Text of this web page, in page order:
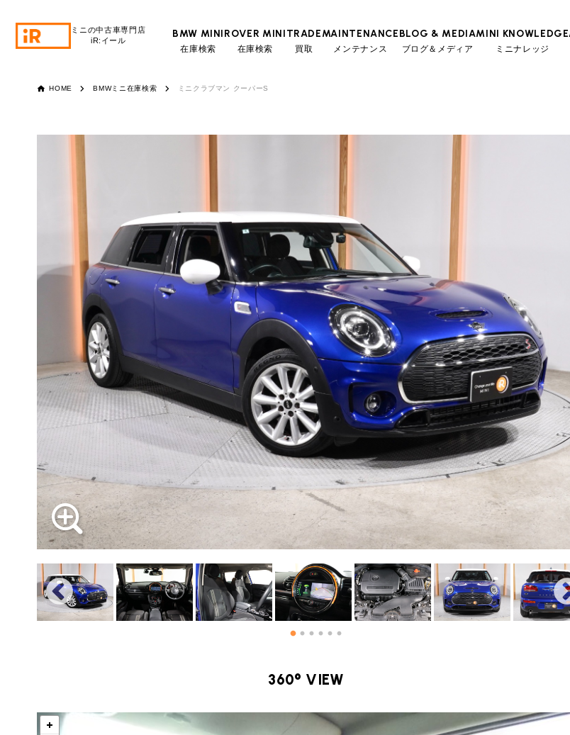
ミニの中古車専門店
iR:イール
BMW MINI
在庫検索
ROVER MINI
在庫検索
TRADE
買取
売却手順
必要書類
買取Q&A
iRで愛車を売却されたお客様の声
BMWミニ買取査定依頼
ローバーミニ買取査定依頼
MAINTENANCE
メンテナンス
ローバーミニ メンテナンス
最近の修理実績
BLOG & MEDIA
ブログ＆メディア
Part's Report
Movie
MINI KNOWLEDGE
ミニナレッジ
TRADE
TOP
iRの買取が他社よりも高い理由
売却手順
必要書類
買取Q&A
iRで愛車を売却されたお客様の声
BMWミニ買取査定依頼
ローバーミニ買取査定依頼
MAINTENANCE メンテナンス
TOP
BMWミニ メンテナンス
ローバーミニ メンテナンス
最近の修理実績
BLOG & MEDIA ブログ＆メディア
TOP
MINI Blog スタッフブログ
User's Voice 購入者様の声
Part's Report パーツ販売のご案内
Movie 動画一覧
MINI KNOWLEDGE ミニナレッジ
TOP
BMWミニナレッジ
ローバーミニナレッジ
ABOUT iR iRについて
会社概要
スタッフ紹介
MAP
リクルート
RECRUIT 採用情報
お知らせ プライバシー
お問い合わせ サイトマップ
HOME BMWミニ在庫検索 ミニクラブマン クーパーS
月曜日（祝日の場合は火曜日）
通常ローンの場合
月々支払額 万円
総支払額 267.6 万円
頭金 30 万円
84 回
ボーナス支払回数/年 2 回
内訳
1回目 24,905 円
2回目以降 19,900 円
ボーナス月追加額 50,000
ボーナス月数 14 回
頭金
残価
支払回数
ボーナス支払
内訳
1回目
2回目以降
ボーナス月追
ボーナス月数
360° VIEW